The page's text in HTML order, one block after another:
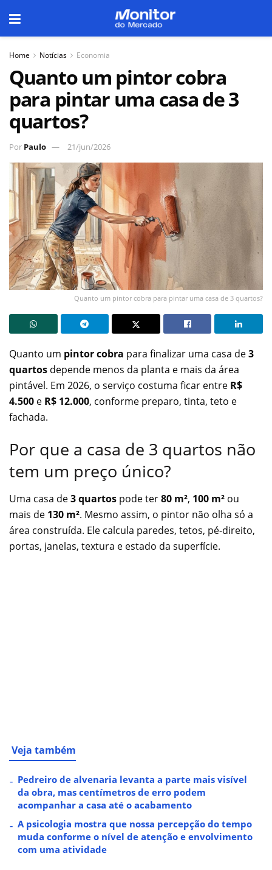
Home Notícias Economia
Quanto um pintor cobra
para pintar uma casa de 3
quartos?
Por Paulo 21/jun/2026
Quanto um pintor cobra para pintar uma casa de 3 quartos?
Quanto um pintor cobra para finalizar uma casa de3
quartos depende menos da planta e mais da área
pintável. Em 2026, o serviço costuma ficar entre R$
4.500 e R$ 12.000, conforme preparo, tinta, teto e
fachada.
Por que a casa de 3 quartos não
tem um preço único?
Uma casa de3 quartos pode ter80 m², 100 m² ou
mais de 130 m². Mesmo assim, o pintor não olha só a
área construída. Ele calcula paredes, tetos, pé-direito,
portas, janelas, textura e estado da superfície.
Veja também
Pedreiro de alvenaria levanta a parte mais visível
da obra, mas centímetros de erro podem
acompanhar a casa até o acabamento
A psicologia mostra que nossa percepção do tempo
muda conforme o nível de atenção e envolvimento
com uma atividade